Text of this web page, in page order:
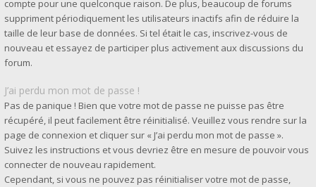
compte pour une quelconque raison. De plus, beaucoup de forums
suppriment périodiquement les utilisateurs inactifs afin de réduire la
taille de leur base de données. Si tel était le cas, inscrivez-vous de
nouveau et essayez de participer plus activement aux discussions du
forum.
J’ai perdu mon mot de passe !
Pas de panique ! Bien que votre mot de passe ne puisse pas être
récupéré, il peut facilement être réinitialisé. Veuillez vous rendre sur la
page de connexion et cliquer sur « J’ai perdu mon mot de passe ».
Suivez les instructions et vous devriez être en mesure de pouvoir vous
connecter de nouveau rapidement.
Cependant, si vous ne pouvez pas réinitialiser votre mot de passe,